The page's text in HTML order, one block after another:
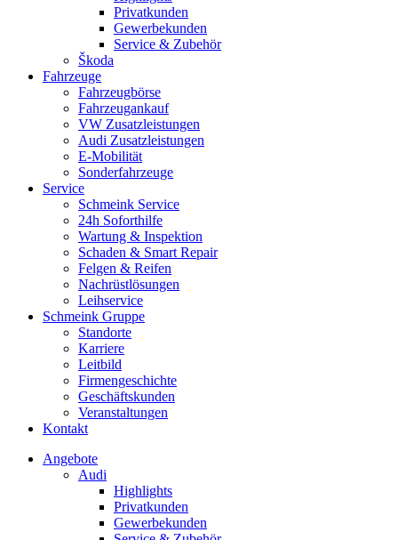
Privatkunden
Gewerbekunden
Service & Zubehör
Škoda
Fahrzeuge
Fahrzeugbörse
Fahrzeugankauf
VW Zusatzleistungen
Audi Zusatzleistungen
E-Mobilität
Sonderfahrzeuge
Service
Schmeink Service
24h Soforthilfe
Wartung & Inspektion
Schaden & Smart Repair
Felgen & Reifen
Nachrüstlösungen
Leihservice
Schmeink Gruppe
Standorte
Karriere
Leitbild
Firmengeschichte
Geschäftskunden
Veranstaltungen
Kontakt
Angebote
Audi
Highlights
Privatkunden
Gewerbekunden